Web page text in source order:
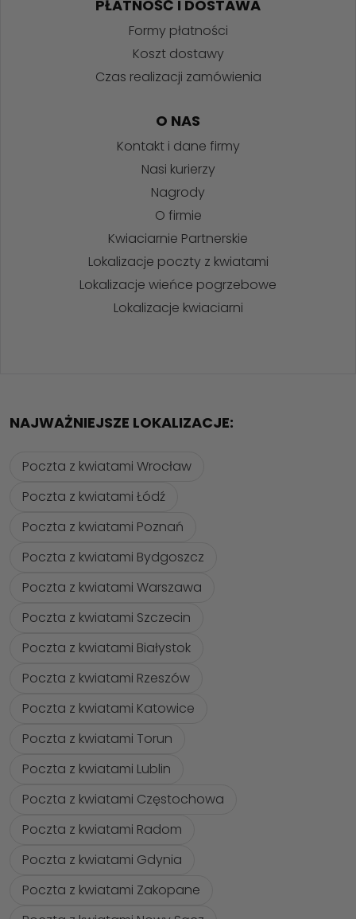
PŁATNOŚĆ I DOSTAWA
Formy płatności
Koszt dostawy
Czas realizacji zamówienia
O NAS
Kontakt i dane firmy
Nasi kurierzy
Nagrody
O firmie
Kwiaciarnie Partnerskie
Lokalizacje poczty z kwiatami
Lokalizacje wieńce pogrzebowe
Lokalizacje kwiaciarni
NAJWAŻNIEJSZE LOKALIZACJE:
Poczta z kwiatami Wrocław
Poczta z kwiatami Łódź
Poczta z kwiatami Poznań
Poczta z kwiatami Bydgoszcz
Poczta z kwiatami Warszawa
Poczta z kwiatami Szczecin
Poczta z kwiatami Białystok
Poczta z kwiatami Rzeszów
Poczta z kwiatami Katowice
Poczta z kwiatami Torun
Poczta z kwiatami Lublin
Poczta z kwiatami Częstochowa
Poczta z kwiatami Radom
Poczta z kwiatami Gdynia
Poczta z kwiatami Zakopane